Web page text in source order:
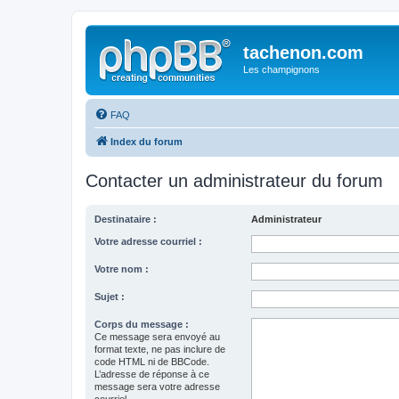
tachenon.com
Les champignons
FAQ
Index du forum
Contacter un administrateur du forum
Destinataire : Administrateur
Votre adresse courriel :
Votre nom :
Sujet :
Corps du message :
Ce message sera envoyé au
format texte, ne pas inclure de
code HTML ni de BBCode.
L’adresse de réponse à ce
message sera votre adresse